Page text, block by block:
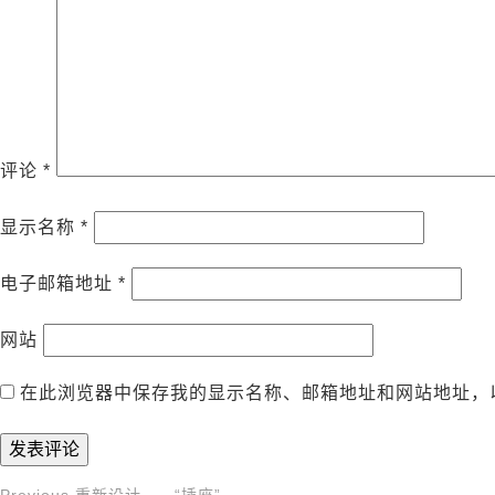
评论 *
显示名称 *
电子邮箱地址 *
网站
在此浏览器中保存我的显示名称、邮箱地址和网站地址，